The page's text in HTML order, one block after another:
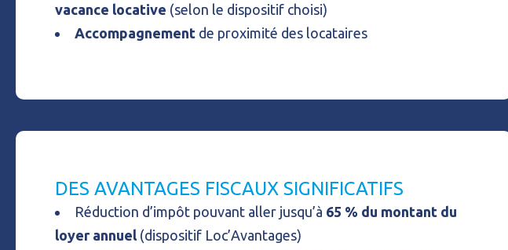
vacance locative (selon le dispositif choisi)
Accompagnement de proximité des locataires
DES AVANTAGES FISCAUX SIGNIFICATIFS
Réduction d’impôt pouvant aller jusqu’à 65 % du montant du
loyer annuel (dispositif Loc’Avantages)